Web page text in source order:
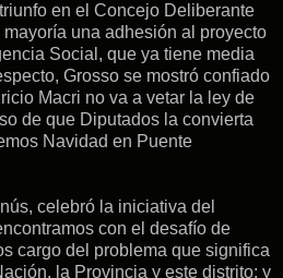
en el Concejo Deliberante
una adhesión al proyecto
Social, que ya tiene media
Grosso se mostró confiado
Macri no va a vetar la ley de
de que Diputados la convierta
Navidad en Puente
celebró la iniciativa del
con el desafío de
cargo del problema que significa
la Provincia y este distrito; y